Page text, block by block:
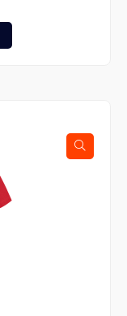
Tällä
tuotteella